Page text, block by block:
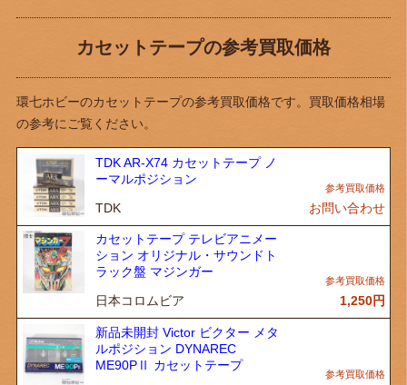
カセットテープの参考買取価格
環七ホビーのカセットテープの参考買取価格です。買取価格相場
の参考にご覧ください。
TDK AR-X74 カセットテープ ノ
ーマルポジション
TDK お問い合わせ
カセットテープ テレビアニメー
ション オリジナル・サウンドト
ラック盤 マジンガー
日本コロムビア 1,250円
新品未開封 Victor ビクター メタ
ルポジション DYNAREC
ME90PⅡ カセットテープ